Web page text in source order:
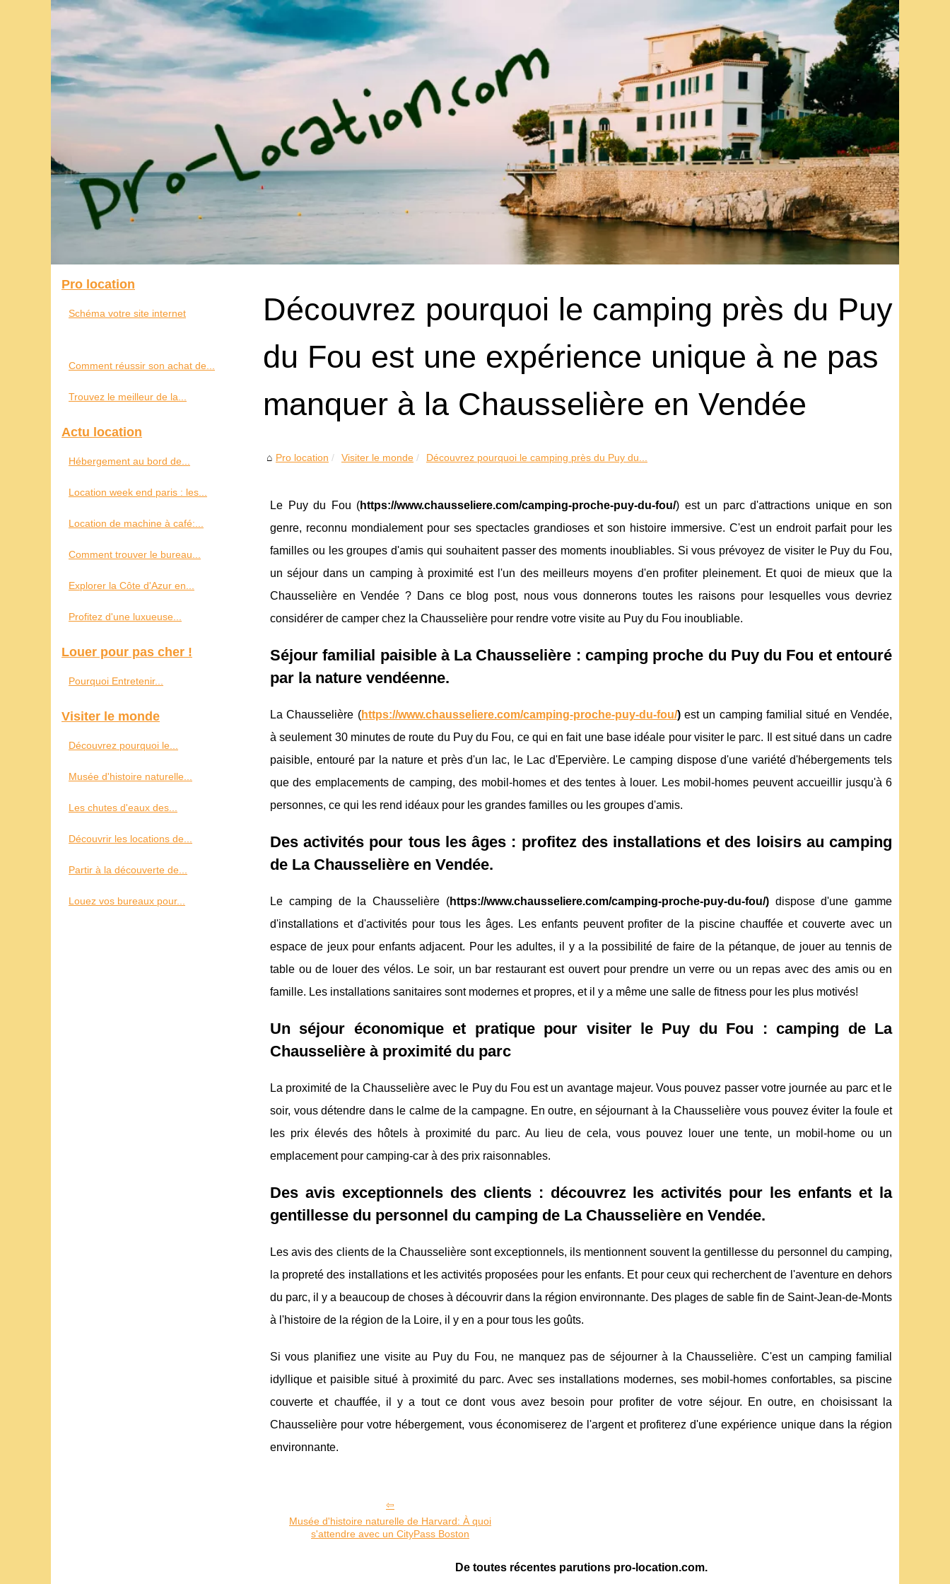
Découvrez pourquoi le camping près du Puy
du Fou est une expérience unique à ne pas
manquer à la Chausselière en Vendée
Pro location Visiter le monde Découvrez pourquoi le camping près du Puy du...
Le Puy du Fou (https://www.chausseliere.com/camping-proche-puy-du-fou/) est un parc d'attractions unique en son
genre, reconnu mondialement pour ses spectacles grandioses et son histoire immersive. C'est un endroit parfait pour les
familles ou les groupes d'amis qui souhaitent passer des moments inoubliables. Si vous prévoyez de visiter le Puy du Fou,
un séjour dans un camping à proximité est l'un des meilleurs moyens d'en profiter pleinement. Et quoi de mieux que la
Chausselière en Vendée ? Dans ce blog post, nous vous donnerons toutes les raisons pour lesquelles vous devriez
considérer de camper chez la Chausselière pour rendre votre visite au Puy du Fou inoubliable.
Séjour familial paisible à La Chausselière : camping proche du Puy du Fou et entouré
par la nature vendéenne.
La Chausselière (https://www.chausseliere.com/camping-proche-puy-du-fou/)est un camping familial situé en Vendée,
à seulement 30 minutes de route du Puy du Fou, ce qui en fait une base idéale pour visiter le parc. Il est situé dans un cadre
paisible, entouré par la nature et près d'un lac, le Lac d'Epervière. Le camping dispose d'une variété d'hébergements tels
que des emplacements de camping, des mobil-homes et des tentes à louer. Les mobil-homes peuvent accueillir jusqu'à 6
personnes, ce qui les rend idéaux pour les grandes familles ou les groupes d'amis.
Des activités pour tous les âges : profitez des installations et des loisirs au camping
de La Chausselière en Vendée.
Le camping de la Chausselière (https://www.chausseliere.com/camping-proche-puy-du-fou/) dispose d'une gamme
d'installations et d'activités pour tous les âges. Les enfants peuvent profiter de la piscine chauffée et couverte avec un
espace de jeux pour enfants adjacent. Pour les adultes, il y a la possibilité de faire de la pétanque, de jouer au tennis de
table ou de louer des vélos. Le soir, un bar restaurant est ouvert pour prendre un verre ou un repas avec des amis ou en
famille. Les installations sanitaires sont modernes et propres, et il y a même une salle de fitness pour les plus motivés!
Un séjour économique et pratique pour visiter le Puy du Fou : camping de La
Chausselière à proximité du parc
La proximité de la Chausselière avec le Puy du Fou est un avantage majeur. Vous pouvez passer votre journée au parc et le
soir, vous détendre dans le calme de la campagne. En outre, en séjournant à la Chausselière vous pouvez éviter la foule et
les prix élevés des hôtels à proximité du parc. Au lieu de cela, vous pouvez louer une tente, un mobil-home ou un
emplacement pour camping-car à des prix raisonnables.
Des avis exceptionnels des clients : découvrez les activités pour les enfants et la
gentillesse du personnel du camping de La Chausselière en Vendée.
Les avis des clients de la Chausselière sont exceptionnels, ils mentionnent souvent la gentillesse du personnel du camping,
la propreté des installations et les activités proposées pour les enfants. Et pour ceux qui recherchent de l'aventure en dehors
du parc, il y a beaucoup de choses à découvrir dans la région environnante. Des plages de sable fin de Saint-Jean-de-Monts
à l'histoire de la région de la Loire, il y en a pour tous les goûts.
Si vous planifiez une visite au Puy du Fou, ne manquez pas de séjourner à la Chausselière. C'est un camping familial
idyllique et paisible situé à proximité du parc. Avec ses installations modernes, ses mobil-homes confortables, sa piscine
couverte et chauffée, il y a tout ce dont vous avez besoin pour profiter de votre séjour. En outre, en choisissant la
Chausselière pour votre hébergement, vous économiserez de l'argent et profiterez d'une expérience unique dans la région
environnante.
Musée d'histoire naturelle de Harvard: À quoi
s'attendre avec un CityPass Boston
De toutes récentes parutions pro-location.com.
Pro location
Schéma votre site internet
Comment réussir son achat de...
Trouvez le meilleur de la...
Actu location
Hébergement au bord de...
Location week end paris : les...
Location de machine à café:...
Comment trouver le bureau...
Explorer la Côte d'Azur en...
Profitez d'une luxueuse...
Louer pour pas cher !
Pourquoi Entretenir...
Visiter le monde
Découvrez pourquoi le...
Musée d'histoire naturelle...
Les chutes d'eaux des...
Découvrir les locations de...
Partir à la découverte de...
Louez vos bureaux pour...